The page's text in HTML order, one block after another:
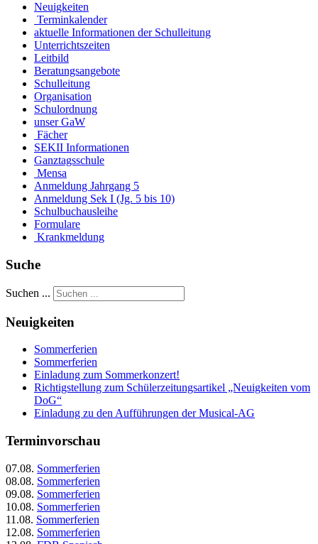
Neuigkeiten
Terminkalender
aktuelle Informationen der Schulleitung
Unterrichtszeiten
Leitbild
Beratungsangebote
Schulleitung
Organisation
Schulordnung
unser GaW
Fächer
SEKII Informationen
Ganztagsschule
Mensa
Anmeldung Jahrgang 5
Anmeldung Sek I (Jg. 5 bis 10)
Schulbuchausleihe
Formulare
Krankmeldung
Suche
Suchen ...
Neuigkeiten
Sommerferien
Sommerferien
Einladung zum Sommerkonzert!
Richtigstellung zum Schülerzeitungsartikel „Neuigkeiten vom
DoG“
Einladung zu den Aufführungen der Musical-AG
Terminvorschau
07.08. Sommerferien
08.08. Sommerferien
09.08. Sommerferien
10.08. Sommerferien
11.08. Sommerferien
12.08. Sommerferien